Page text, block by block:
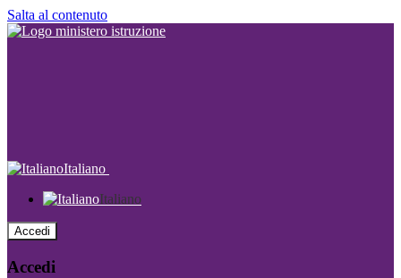
Salta al contenuto
Italiano
Italiano
Accedi
Accedi